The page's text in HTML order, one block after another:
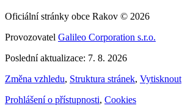
Oficiální stránky obce Rakov © 2026
Provozovatel Galileo Corporation s.r.o.
Poslední aktualizace: 7. 8. 2026
Změna vzhledu, Struktura stránek, Vytisknout
Prohlášení o přístupnosti, Cookies